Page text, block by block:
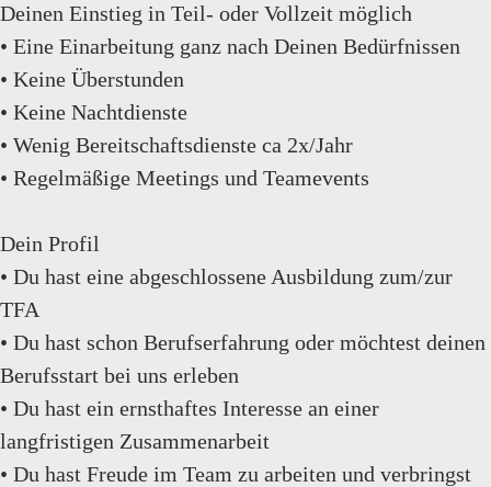
Deinen Einstieg in Teil- oder Vollzeit möglich
• Eine Einarbeitung ganz nach Deinen Bedürfnissen
• Keine Überstunden
• Keine Nachtdienste
• Wenig Bereitschaftsdienste ca 2x/Jahr
• Regelmäßige Meetings und Teamevents
Dein Profil
• Du hast eine abgeschlossene Ausbildung zum/zur
TFA
• Du hast schon Berufserfahrung oder möchtest deinen
Berufsstart bei uns erleben
• Du hast ein ernsthaftes Interesse an einer
langfristigen Zusammenarbeit
• Du hast Freude im Team zu arbeiten und verbringst